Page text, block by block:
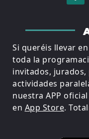
Si queréis llevar
toda la
invitados,
actividades
nuestra APP
en App Store.